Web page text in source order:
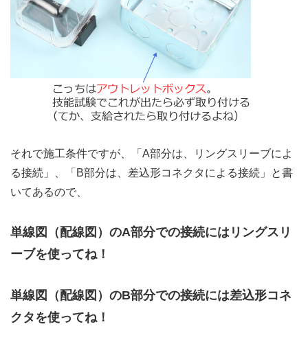
それで施工条件ですが、「A部分は、リングスリーブによ
る接続」、「B部分は、差込形コネクタによる接続」と書
いてあるので、
単線図（配線図）のA部分での接続にはリングスリ
ーブを使ってね！
単線図（配線図）のB部分での接続には差込形コネ
クタを使ってね！